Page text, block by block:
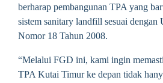
berharap pembangunan TPA yang
sistem sanitary landfill sesuai dengan
Nomor 18 Tahun 2008.
“Melalui FGD ini, kami ingin
TPA Kutai Timur ke depan tidak